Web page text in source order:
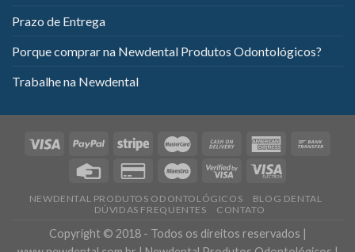
Prazo de Entrega
Porque comprar na Newdental Produtos Odontológicos?
Trabalhe na Newdental
NEWDENTAL PRODUTOS ODONTOLÓGICOS
BLOG DENTAL
DÚVIDAS FREQUENTES
CONTATO
Copyright © 2018 - Todos os direitos reservados |